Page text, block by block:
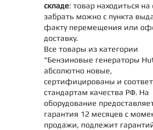
складе: товар находиться на
забрать можно с пункта
факту перемещения или
доставку.
Все товары из категории
"Бензиновые генераторы
абсолютно новые,
сертифицированы и
стандартам качества РФ. На
оборудование
гарантия 12 месяцев с
продажи, подлежит